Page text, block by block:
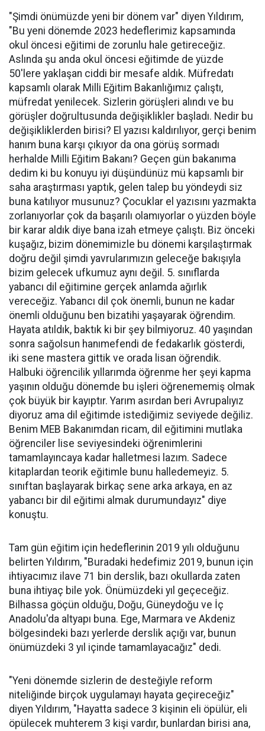
"Şimdi önümüzde yeni bir dönem var" diyen Yıldırım,
"Bu yeni dönemde 2023 hedeflerimiz kapsamında
okul öncesi eğitimi de zorunlu hale getireceğiz.
Aslında şu anda okul öncesi eğitimde de yüzde
50'lere yaklaşan ciddi bir mesafe aldık. Müfredatı
kapsamlı olarak Milli Eğitim Bakanlığımız çalıştı,
müfredat yenilecek. Sizlerin görüşleri alındı ve bu
görüşler doğrultusunda değişiklikler başladı. Nedir bu
değişikliklerden birisi? El yazısı kaldırılıyor, gerçi benim
hanım buna karşı çıkıyor da ona görüş sormadı
herhalde Milli Eğitim Bakanı? Geçen gün bakanıma
dedim ki bu konuyu iyi düşündünüz mü kapsamlı bir
saha araştırması yaptık, gelen talep bu yöndeydi siz
buna katılıyor musunuz? Çocuklar el yazısını yazmakta
zorlanıyorlar çok da başarılı olamıyorlar o yüzden böyle
bir karar aldık diye bana izah etmeye çalıştı. Biz önceki
kuşağız, bizim dönemimizle bu dönemi karşılaştırmak
doğru değil şimdi yavrularımızın geleceğe bakışıyla
bizim gelecek ufkumuz aynı değil. 5. sınıflarda
yabancı dil eğitimine gerçek anlamda ağırlık
vereceğiz. Yabancı dil çok önemli, bunun ne kadar
önemli olduğunu ben bizatihi yaşayarak öğrendim.
Hayata atıldık, baktık ki bir şey bilmiyoruz. 40 yaşından
sonra sağolsun hanımefendi de fedakarlık gösterdi,
iki sene mastera gittik ve orada lisan öğrendik.
Halbuki öğrencilik yıllarımda öğrenme her şeyi kapma
yaşının olduğu dönemde bu işleri öğrenememiş olmak
çok büyük bir kayıptır. Yarım asırdan beri Avrupalıyız
diyoruz ama dil eğitimde istediğimiz seviyede değiliz.
Benim MEB Bakanımdan ricam, dil eğitimini mutlaka
öğrenciler lise seviyesindeki öğrenimlerini
tamamlayıncaya kadar halletmesi lazım. Sadece
kitaplardan teorik eğitimle bunu halledemeyiz. 5.
sınıftan başlayarak birkaç sene arka arkaya, en az
yabancı bir dil eğitimi almak durumundayız" diye
konuştu.
Tam gün eğitim için hedeflerinin 2019 yılı olduğunu
belirten Yıldırım, "Buradaki hedefimiz 2019, bunun için
ihtiyacımız ilave 71 bin derslik, bazı okullarda zaten
buna ihtiyaç bile yok. Önümüzdeki yıl geçeceğiz.
Bilhassa göçün olduğu, Doğu, Güneydoğu ve İç
Anadolu'da altyapı buna. Ege, Marmara ve Akdeniz
bölgesindeki bazı yerlerde derslik açığı var, bunun
önümüzdeki 3 yıl içinde tamamlayacağız" dedi.
"Yeni dönemde sizlerin de desteğiyle reform
niteliğinde birçok uygulamayı hayata geçireceğiz"
diyen Yıldırım, "Hayatta sadece 3 kişinin eli öpülür, eli
öpülecek muhterem 3 kişi vardır, bunlardan birisi ana,